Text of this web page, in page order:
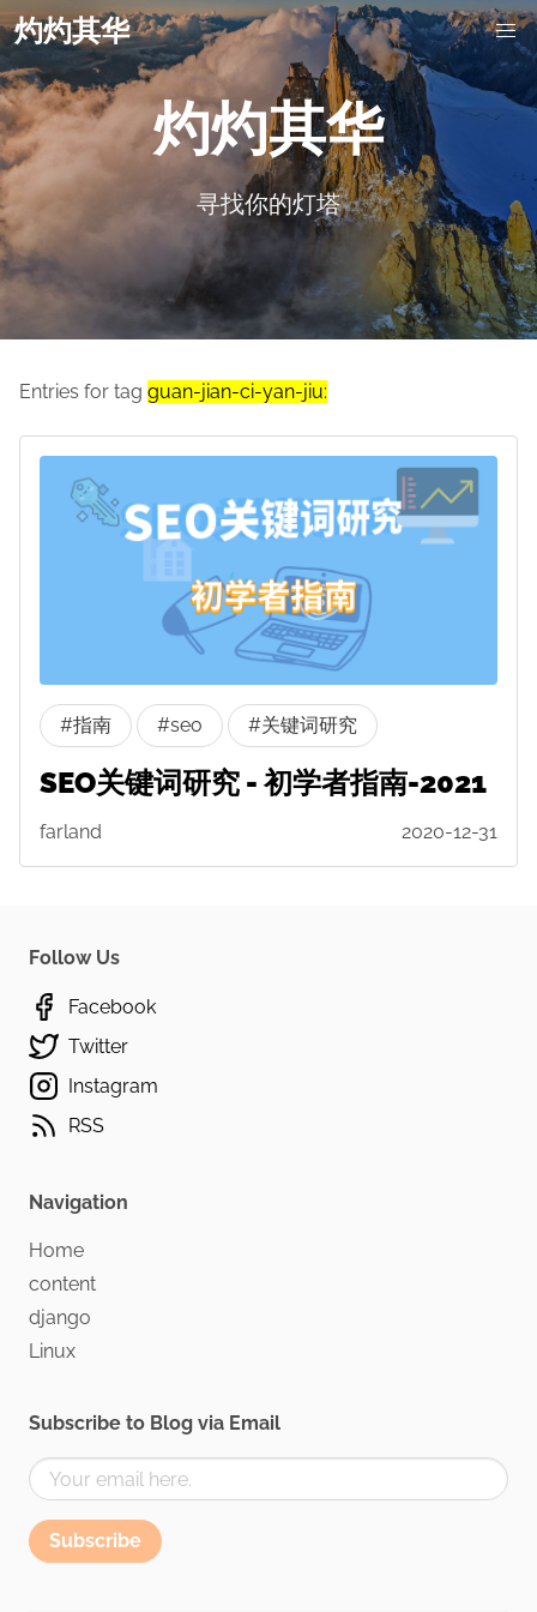
灼灼其华
灼灼其华
寻找你的灯塔
Entries for tag guan-jian-ci-yan-jiu:
#指南 #seo #关键词研究
SEO关键词研究 - 初学者指南-2021
farland 2020-12-31
Follow Us
Facebook
Twitter
Instagram
RSS
Navigation
Home
content
django
Linux
Subscribe to Blog via Email
Subscribe